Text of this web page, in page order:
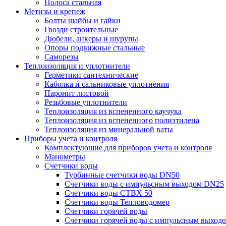
Полоса стальная
Метизы и крепеж
Болты шайбы и гайки
Гвозди строительные
Дюбели, анкеры и шурупы
Опоры подвижные стальные
Саморезы
Теплоизоляция и уплотнители
Герметики сантехнические
Каболка и сальниковые уплотнения
Паронит листовой
Резьбовые уплотнители
Теплоизоляция из вспененного каучука
Теплоизоляция из вспененного полиэтилена
Теплоизоляция из минеральной ваты
Приборы учета и контроля
Комплектующие для приборов учета и контроля
Манометры
Счетчики воды
Турбинные счетчики воды DN50
Счетчики воды с импульсным выходом DN25
Счетчики воды СТВХ 50
Счетчики воды Тепловодомер
Счетчики горячей воды
Счетчики горячей воды с импульсным